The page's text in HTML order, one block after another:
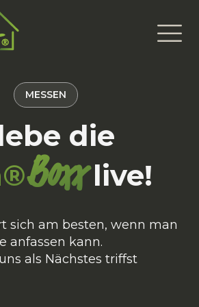
MESSEN
die
Boxxlive!
sich am besten, wenn man
anfassen kann.
als Nächstes triffst